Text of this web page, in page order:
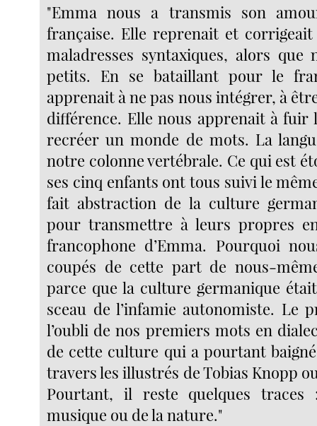
"Emma nous a transmis son
française. Elle reprenait et
maladresses syntaxiques, alors que
petits. En se bataillant pour le
apprenait à ne pas nous intégrer, à
différence. Elle nous apprenait à fuir
recréer un monde de mots. La
notre colonne vertébrale. Ce qui est
ses cinq enfants ont tous suivi le
fait abstraction de la culture
pour transmettre à leurs propres
francophone d’Emma. Pourquoi
coupés de cette part de nous-
parce que la culture germanique
sceau de l’infamie autonomiste. Le
l’oubli de nos premiers mots en
de cette culture qui a pourtant
travers les illustrés de Tobias Knopp
Pourtant, il reste quelques traces
musique ou de la nature."